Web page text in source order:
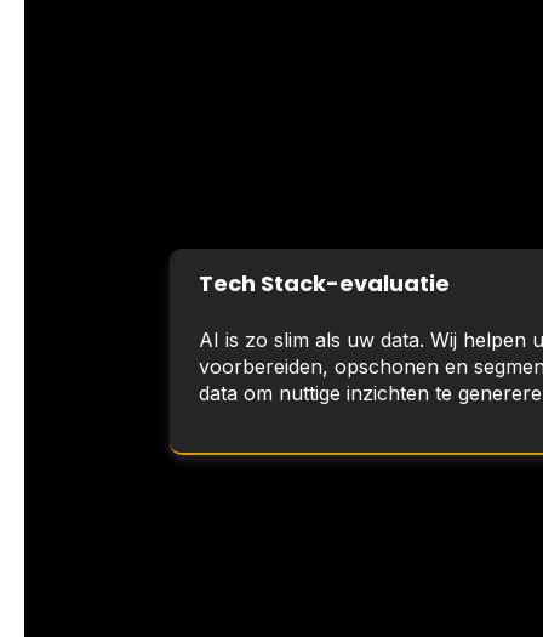
Tech Stack-evaluatie
AI is zo slim als uw data. Wij helpen
voorbereiden, opschonen en
data om nuttige inzichten te